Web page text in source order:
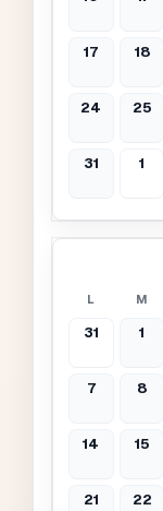
17 18
24 25
31 1
L M
31 1
7 8
14 15
21 22